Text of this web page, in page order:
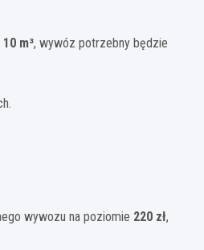
10 m³, wywóz potrzebny będzie
wywozu na poziomie 220 zł,